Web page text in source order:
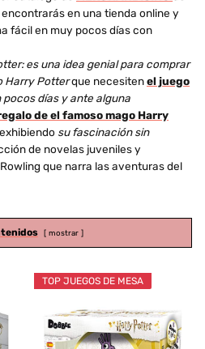
en una tienda online y
fácil en muy pocos días con
es una idea genial para comprar
Harry Potterque necesitenel juego
pocos días y ante alguna
de el famoso mago Harry
su fascinación sin
de novelas juveniles y
que narra las aventuras del
mostrar
TOP JUEGOS DE MESA